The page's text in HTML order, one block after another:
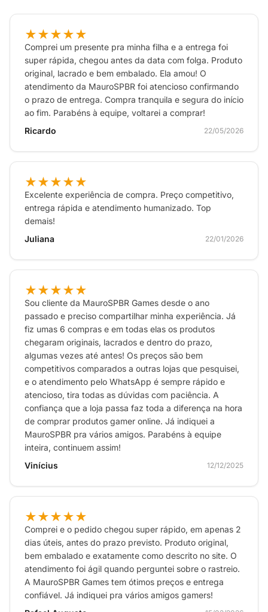
★★★★★
Comprei um presente pra minha filha e a entrega foi
super rápida, chegou antes da data com folga. Produto
original, lacrado e bem embalado. Ela amou! O
atendimento da MauroSPBR foi atencioso confirmando
o prazo de entrega. Compra tranquila e segura do início
ao fim. Parabéns à equipe, voltarei a comprar!
Ricardo
22/05/2026
★★★★★
Excelente experiência de compra. Preço competitivo,
entrega rápida e atendimento humanizado. Top
demais!
Juliana
22/01/2026
★★★★★
Sou cliente da MauroSPBR Games desde o ano
passado e preciso compartilhar minha experiência. Já
fiz umas 6 compras e em todas elas os produtos
chegaram originais, lacrados e dentro do prazo,
algumas vezes até antes! Os preços são bem
competitivos comparados a outras lojas que pesquisei,
e o atendimento pelo WhatsApp é sempre rápido e
atencioso, tira todas as dúvidas com paciência. A
confiança que a loja passa faz toda a diferença na hora
de comprar produtos gamer online. Já indiquei a
MauroSPBR pra vários amigos. Parabéns à equipe
inteira, continuem assim!
Vinícius
12/12/2025
★★★★★
Comprei e o pedido chegou super rápido, em apenas 2
dias úteis, antes do prazo previsto. Produto original,
bem embalado e exatamente como descrito no site. O
atendimento foi ágil quando perguntei sobre o rastreio.
A MauroSPBR Games tem ótimos preços e entrega
confiável. Já indiquei pra vários amigos gamers!